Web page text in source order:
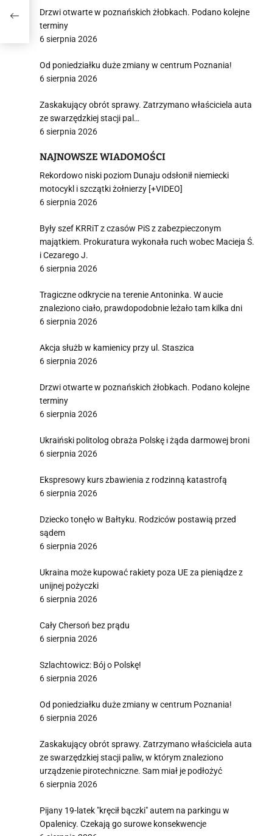
Drzwi otwarte w poznańskich żłobkach. Podano kolejne
terminy
6 sierpnia 2026
Od poniedziałku duże zmiany w centrum Poznania!
6 sierpnia 2026
Zaskakujący obrót sprawy. Zatrzymano właściciela auta
ze swarzędzkiej stacji pal…
6 sierpnia 2026
NAJNOWSZE WIADOMOŚCI
Rekordowo niski poziom Dunaju odsłonił niemiecki
motocykl i szczątki żołnierzy [+VIDEO]
6 sierpnia 2026
Były szef KRRiT z czasów PiS z zabezpieczonym
majątkiem. Prokuratura wykonała ruch wobec Macieja Ś.
i Cezarego J.
6 sierpnia 2026
Tragiczne odkrycie na terenie Antoninka. W aucie
znaleziono ciało, prawdopodobnie leżało tam kilka dni
6 sierpnia 2026
Akcja służb w kamienicy przy ul. Staszica
6 sierpnia 2026
Drzwi otwarte w poznańskich żłobkach. Podano kolejne
terminy
6 sierpnia 2026
Ukraiński politolog obraża Polskę i żąda darmowej broni
6 sierpnia 2026
Ekspresowy kurs zbawienia z rodzinną katastrofą
6 sierpnia 2026
Dziecko tonęło w Bałtyku. Rodziców postawią przed
sądem
6 sierpnia 2026
Ukraina może kupować rakiety poza UE za pieniądze z
unijnej pożyczki
6 sierpnia 2026
Cały Chersoń bez prądu
6 sierpnia 2026
Szlachtowicz: Bój o Polskę!
6 sierpnia 2026
Od poniedziałku duże zmiany w centrum Poznania!
6 sierpnia 2026
Zaskakujący obrót sprawy. Zatrzymano właściciela auta
ze swarzędzkiej stacji paliw, w którym znaleziono
urządzenie pirotechniczne. Sam miał je podłożyć
6 sierpnia 2026
Pijany 19-latek "kręcił bączki" autem na parkingu w
Opalenicy. Czekają go surowe konsekwencje